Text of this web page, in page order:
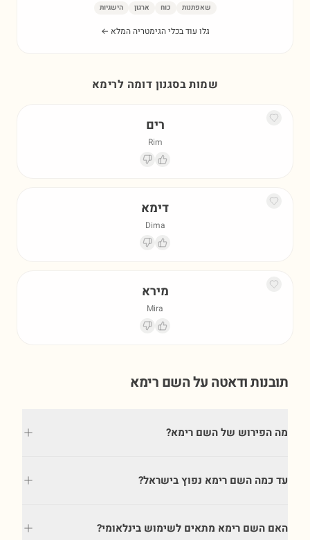
שאפתנות כוח ארגון הישגיות
גלו עוד בכלי הגימטריה המלא ←
שמות בסגנון דומה לרימא
רים
Rim
דימא
Dima
מירא
Mira
תובנות ודאטה על השם רימא
מה הפירוש של השם רימא?
עד כמה השם רימא נפוץ בישראל?
האם השם רימא מתאים לשימוש בינלאומי?